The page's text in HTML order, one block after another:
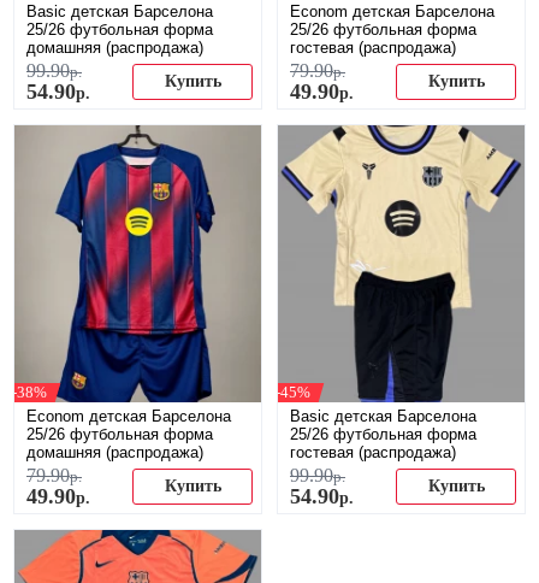
Basic детская Барселона
25/26 футбольная форма
домашняя (распродажа)
99.90р.
54.90р.
Купить
Econom детская Барселона
25/26 футбольная форма
гостевая (распродажа)
79.90р.
49.90р.
Купить
-38%
Econom детская Барселона
25/26 футбольная форма
домашняя (распродажа)
79.90р.
49.90р.
Купить
-45%
Basic детская Барселона
25/26 футбольная форма
гостевая (распродажа)
99.90р.
54.90р.
Купить